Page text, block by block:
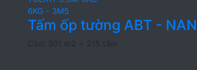
6KG - 3M5
Tấm ốp tường ABT -
Còn: 301 m2 = 215 tấm